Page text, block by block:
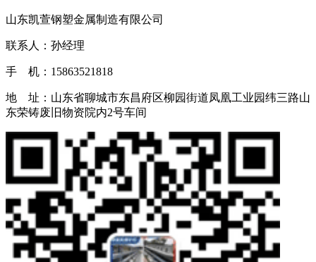
山东凯萱钢塑金属制造有限公司
联系人：孙经理
手 机：15863521818
地 址：山东省聊城市东昌府区柳园街道凤凰工业园纬三路山
东荣铸废旧物资院内2号车间